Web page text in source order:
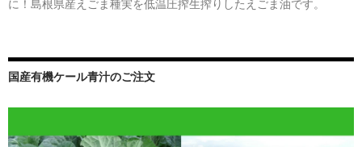
に！島根県産えごま種実を低温圧搾生搾りしたえごま油です。
国産有機ケール青汁のご注文